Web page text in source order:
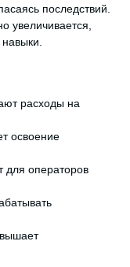
последствий.
увеличивается,
расходы на
освоение
для операторов